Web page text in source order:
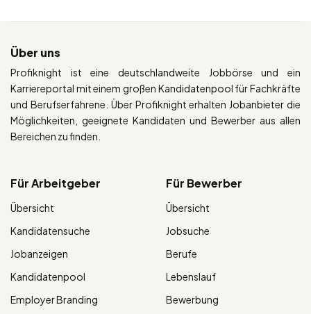
Über uns
Profiknight ist eine deutschlandweite Jobbörse und ein
Karriereportal mit einem großen Kandidatenpool für Fachkräfte
und Berufserfahrene. Über Profiknight erhalten Jobanbieter die
Möglichkeiten, geeignete Kandidaten und Bewerber aus allen
Bereichen zu finden.
Für Arbeitgeber
Übersicht
Kandidatensuche
Jobanzeigen
Kandidatenpool
Employer Branding
Für Bewerber
Übersicht
Jobsuche
Berufe
Lebenslauf
Bewerbung